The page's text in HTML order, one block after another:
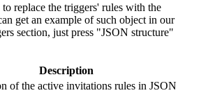
replace the triggers' rules with the
get an example of such object in our
section, just press "JSON structure"
Description
of the active invitations rules in JSON